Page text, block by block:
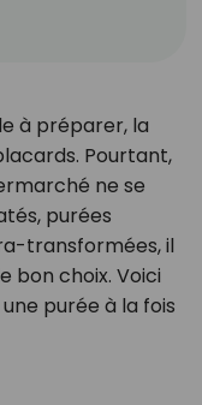
à préparer, la
Pourtant,
ne se
purées
transformées, il
bon choix. Voici
purée à la fois